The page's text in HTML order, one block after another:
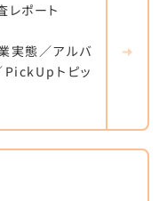
レポート
実態／アルバ
PickUpトピッ